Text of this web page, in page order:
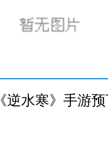
《逆水寒》手游